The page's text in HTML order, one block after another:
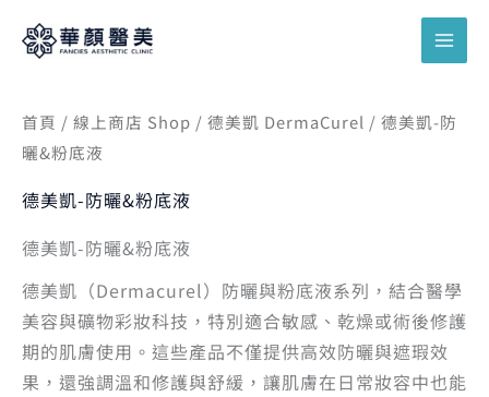
首頁 / 線上商店 Shop / 德美凱 DermaCurel / 德美凱-防
曬&粉底液
德美凱-防曬&粉底液
德美凱-防曬&粉底液
德美凱（Dermacurel）防曬與粉底液系列，結合醫學
美容與礦物彩妝科技，特別適合敏感、乾燥或術後修護
期的肌膚使用。這些產品不僅提供高效防曬與遮瑕效
果，還強調溫和修護與舒緩，讓肌膚在日常妝容中也能
搜
尋
鍵
字
: